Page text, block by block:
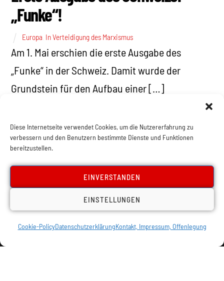
Diese Internetseite verwendet Cookies, um die Nutzererfahrung zu
verbessern und den Benutzern bestimmte Dienste und Funktionen
bereitzustellen.
EINVERSTANDEN
EINSTELLUNGEN
Cookie-PolicyDatenschutzerklärungKontakt, Impressum, Offenlegung
„Funke“!
Europa In Verteidigung des Marxismus
Am 1. Mai erschien die erste Ausgabe des
„Funke“ in der Schweiz. Damit wurde der
Grundstein für den Aufbau einer […]
47 48 49 50